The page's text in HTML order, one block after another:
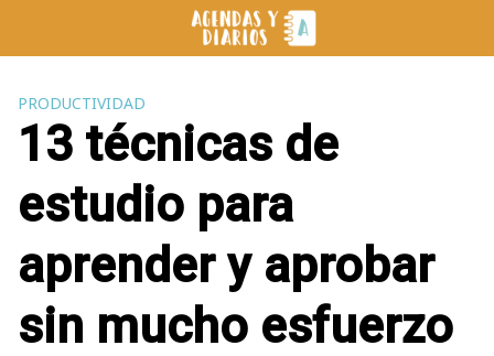
PRODUCTIVIDAD
13 técnicas de
estudio para
aprender y aprobar
sin mucho esfuerzo